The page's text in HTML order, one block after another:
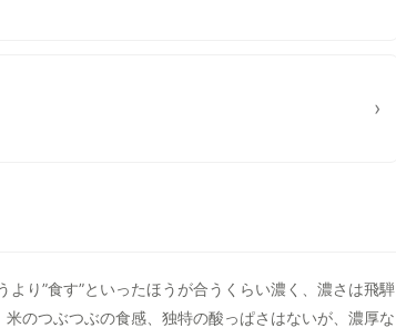
›
り”食す”といったほうが合うくらい濃く、濃さは飛騨
のつぶつぶの食感、独特の酸っぱさはないが、濃厚な